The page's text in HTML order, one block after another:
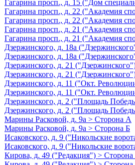
Гагарина просп., д. 15 ("Дом
Гагарина просп., д. 22 ("Академия
Гагарина просп., д. 22 ("Академия
Гагарина просп., д. 21 ("Академия
Гагарина просп., д. 21 ("Академия
Дзержинского, д. 18а
Дзержинского, д. 18а
Дзержинского, д. 21
Дзержинского, д. 21
Дзержинского, д. 11 ("Окт.
Дзержинского, д. 11 ("Окт.
Дзержинского, д. 2 ("Площадь
Дзержинского, д. 2 ("Площадь
Марины Расковой, д. 9а > Сторона А
Марины Расковой, д. 9а > Сторона Б
Исаковского, д. 9 ("Никольские
Исаковского, д. 9 ("Никольские
Кирова, д. 49 ("Редакция") >